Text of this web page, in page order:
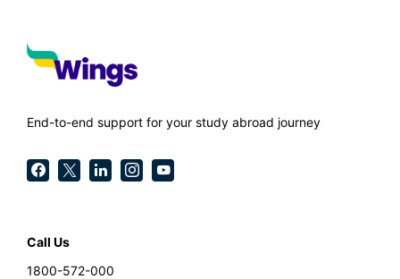
End-to-end support for your study abroad journey
Call Us
1800-572-000